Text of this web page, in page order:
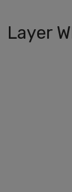
Layer